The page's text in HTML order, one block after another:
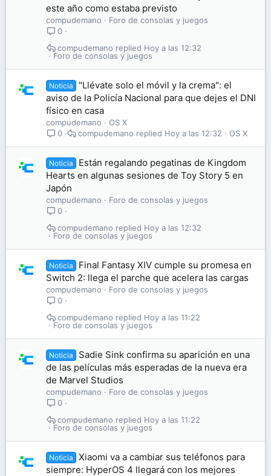
este año como estaba previsto
compudemano
Foro de consolas y juegos
0
Foro de consolas y juegos
Hoy a las 12:32
compudemano
Noticia
"Llévate solo el móvil y la crema": el
aviso de la Policía Nacional para que dejes el DNI
físico en casa
compudemano
OS X
0
OS X
Hoy a las 12:32
compudemano
Noticia
Están regalando pegatinas de Kingdom
Hearts en algunas sesiones de Toy Story 5 en
Japón
compudemano
Foro de consolas y juegos
0
Foro de consolas y juegos
Hoy a las 12:32
compudemano
Noticia
Final Fantasy XIV cumple su promesa en
Switch 2: llega el parche que acelera las cargas
compudemano
Foro de consolas y juegos
0
Foro de consolas y juegos
Hoy a las 11:22
compudemano
Noticia
Sadie Sink confirma su aparición en una
de las películas más esperadas de la nueva era
de Marvel Studios
compudemano
Foro de consolas y juegos
0
Foro de consolas y juegos
Hoy a las 11:22
compudemano
Noticia
Xiaomi va a cambiar sus teléfonos para
siempre: HyperOS 4 llegará con los mejores